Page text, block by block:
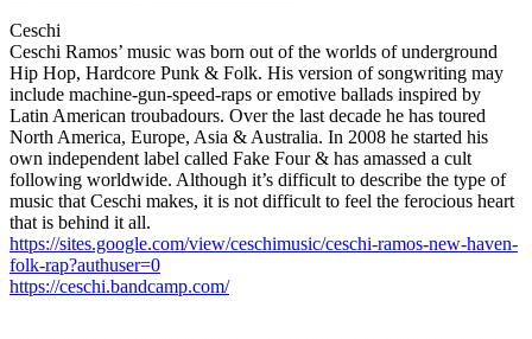
Ceschi
Ceschi Ramos’ music was born out of the worlds of underground
Hip Hop, Hardcore Punk & Folk. His version of songwriting may
include machine-gun-speed-raps or emotive ballads inspired by
Latin American troubadours. Over the last decade he has toured
North America, Europe, Asia & Australia. In 2008 he started his
own independent label called Fake Four & has amassed a cult
following worldwide. Although it’s difficult to describe the type of
music that Ceschi makes, it is not difficult to feel the ferocious heart
that is behind it all.
https://sites.google.com/view/ceschimusic/ceschi-ramos-new-haven-
folk-rap?authuser=0
https://ceschi.bandcamp.com/